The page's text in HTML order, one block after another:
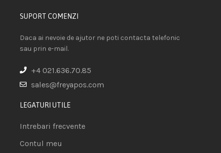
SUPORT COMENZI
Daca ai nevoie de ajutor ne poti contacta telefonic
sau prin e-mail.
+4 021.636.70.85
sales@freyapos.com
LEGATURI UTILE
Intrebari frecvente
Contul meu